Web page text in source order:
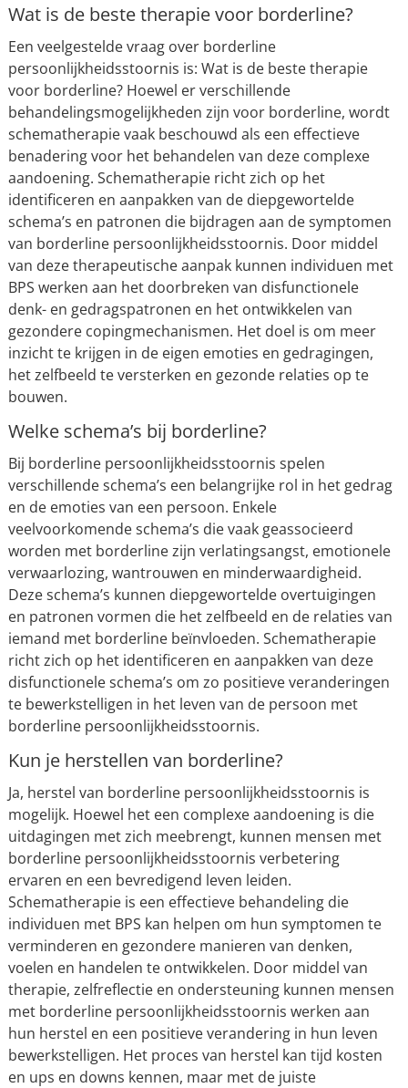
Wat is de beste therapie voor borderline?
Een veelgestelde vraag over borderline
persoonlijkheidsstoornis is: Wat is de beste therapie
voor borderline? Hoewel er verschillende
behandelingsmogelijkheden zijn voor borderline, wordt
schematherapie vaak beschouwd als een effectieve
benadering voor het behandelen van deze complexe
aandoening. Schematherapie richt zich op het
identificeren en aanpakken van de diepgewortelde
schema’s en patronen die bijdragen aan de symptomen
van borderline persoonlijkheidsstoornis. Door middel
van deze therapeutische aanpak kunnen individuen met
BPS werken aan het doorbreken van disfunctionele
denk- en gedragspatronen en het ontwikkelen van
gezondere copingmechanismen. Het doel is om meer
inzicht te krijgen in de eigen emoties en gedragingen,
het zelfbeeld te versterken en gezonde relaties op te
bouwen.
Welke schema’s bij borderline?
Bij borderline persoonlijkheidsstoornis spelen
verschillende schema’s een belangrijke rol in het gedrag
en de emoties van een persoon. Enkele
veelvoorkomende schema’s die vaak geassocieerd
worden met borderline zijn verlatingsangst, emotionele
verwaarlozing, wantrouwen en minderwaardigheid.
Deze schema’s kunnen diepgewortelde overtuigingen
en patronen vormen die het zelfbeeld en de relaties van
iemand met borderline beïnvloeden. Schematherapie
richt zich op het identificeren en aanpakken van deze
disfunctionele schema’s om zo positieve veranderingen
te bewerkstelligen in het leven van de persoon met
borderline persoonlijkheidsstoornis.
Kun je herstellen van borderline?
Ja, herstel van borderline persoonlijkheidsstoornis is
mogelijk. Hoewel het een complexe aandoening is die
uitdagingen met zich meebrengt, kunnen mensen met
borderline persoonlijkheidsstoornis verbetering
ervaren en een bevredigend leven leiden.
Schematherapie is een effectieve behandeling die
individuen met BPS kan helpen om hun symptomen te
verminderen en gezondere manieren van denken,
voelen en handelen te ontwikkelen. Door middel van
therapie, zelfreflectie en ondersteuning kunnen mensen
met borderline persoonlijkheidsstoornis werken aan
hun herstel en een positieve verandering in hun leven
bewerkstelligen. Het proces van herstel kan tijd kosten
en ups en downs kennen, maar met de juiste